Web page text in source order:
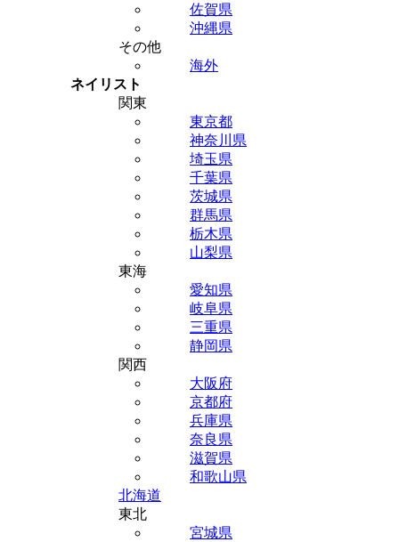
佐賀県
沖縄県
その他
海外
ネイリスト
関東
東京都
神奈川県
埼玉県
千葉県
茨城県
群馬県
栃木県
山梨県
東海
愛知県
岐阜県
三重県
静岡県
関西
大阪府
京都府
兵庫県
奈良県
滋賀県
和歌山県
北海道
東北
宮城県